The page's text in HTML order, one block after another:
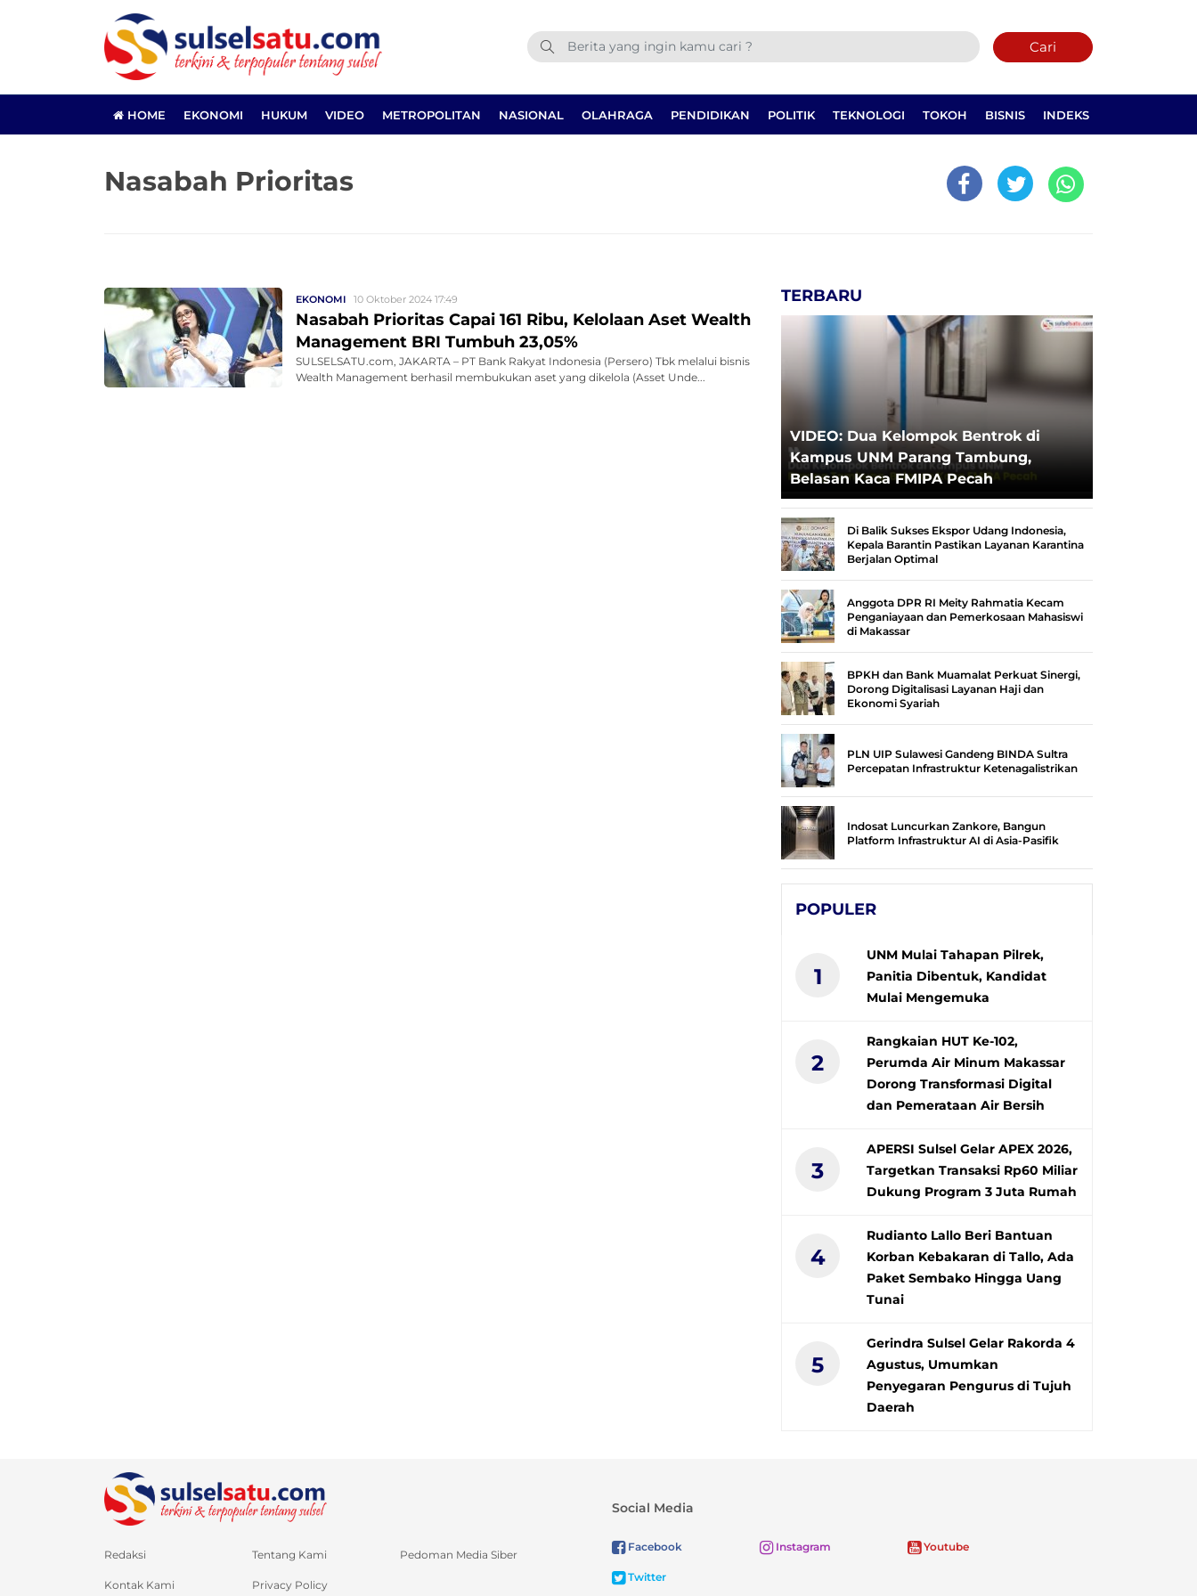
Cari
HOME EKONOMI HUKUM VIDEO METROPOLITAN NASIONAL OLAHRAGA PENDIDIKAN POLITIK TEKNOLOGI TOKOH BISNIS INDEKS
Nasabah Prioritas
EKONOMI 10 Oktober 2024 17:49
Nasabah Prioritas Capai 161 Ribu, Kelolaan Aset Wealth
Management BRI Tumbuh 23,05%
SULSELSATU.com, JAKARTA – PT Bank Rakyat Indonesia (Persero) Tbk melalui bisnis
Wealth Management berhasil membukukan aset yang dikelola (Asset Unde...
TERBARU
VIDEO: Dua Kelompok Bentrok di
Kampus UNM Parang Tambung,
Belasan Kaca FMIPA Pecah
Di Balik Sukses Ekspor Udang Indonesia,
Kepala Barantin Pastikan Layanan Karantina
Berjalan Optimal
Anggota DPR RI Meity Rahmatia Kecam
Penganiayaan dan Pemerkosaan Mahasiswi
di Makassar
BPKH dan Bank Muamalat Perkuat Sinergi,
Dorong Digitalisasi Layanan Haji dan
Ekonomi Syariah
PLN UIP Sulawesi Gandeng BINDA Sultra
Percepatan Infrastruktur Ketenagalistrikan
Indosat Luncurkan Zankore, Bangun
Platform Infrastruktur AI di Asia-Pasifik
POPULER
1
UNM Mulai Tahapan Pilrek,
Panitia Dibentuk, Kandidat
Mulai Mengemuka
2
Rangkaian HUT Ke-102,
Perumda Air Minum Makassar
Dorong Transformasi Digital
dan Pemerataan Air Bersih
3
APERSI Sulsel Gelar APEX 2026,
Targetkan Transaksi Rp60 Miliar
Dukung Program 3 Juta Rumah
4
Rudianto Lallo Beri Bantuan
Korban Kebakaran di Tallo, Ada
Paket Sembako Hingga Uang
Tunai
5
Gerindra Sulsel Gelar Rakorda 4
Agustus, Umumkan
Penyegaran Pengurus di Tujuh
Daerah
Redaksi Tentang Kami Pedoman Media Siber
Kontak Kami Privacy Policy
Social Media
Facebook Instagram Youtube
Twitter